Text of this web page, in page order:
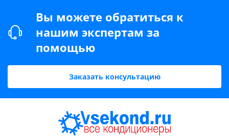
Kentatsu KSGB53HZAN1/KSRB53HZAN1
Площадь:50 м²
Вы можете обратиться к
нашим экспертам за
помощью
Заказать консультацию